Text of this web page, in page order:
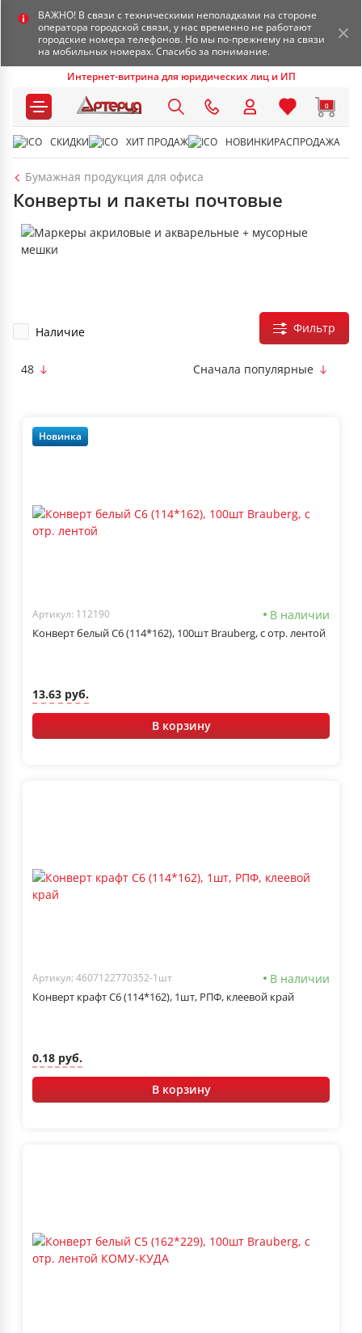
ВАЖНО! В связи с техническими неполадками на стороне
оператора городской связи, у нас временно не работают
городские номера телефонов. Но мы по-прежнему на связи
на мобильных номерах. Спасибо за понимание.
Интернет-витрина для юридических лиц и ИП
0
СКИДКИ ХИТ ПРОДАЖ НОВИНКИРАСПРОДАЖА
Бумажная продукция для офиса
Конверты и пакеты почтовые
Наличие
48 Сначала популярные
Фильтр
Новинка
Артикул: 112190 В наличии
Конверт белый С6 (114*162), 100шт Brauberg, с отр. лентой
13.63 руб.
В корзину
Артикул: 4607122770352-1шт В наличии
Конверт крафт С6 (114*162), 1шт, РПФ, клеевой край
0.18 руб.
В корзину